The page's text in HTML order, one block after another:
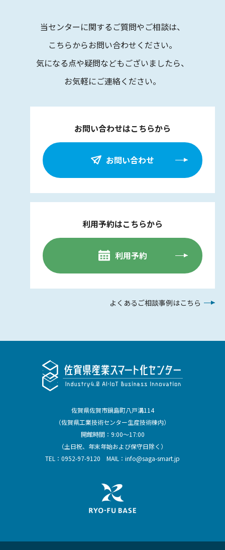
当センターに関するご質問やご相談は、
こちらからお問い合わせください。
気になる点や疑問などもございましたら、
お気軽にご連絡ください。
お問い合わせはこちらから
お問い合わせ
利用予約はこちらから
利用予約
よくあるご相談事例はこちら
佐賀県佐賀市鍋島町八戸溝114
（佐賀県工業技術センター生産技術棟内）
開館時間：9:00～17:00
（土日祝、年末年始および保守日除く）
TEL： 0952-97-9120 MAIL： info@saga-smart.jp